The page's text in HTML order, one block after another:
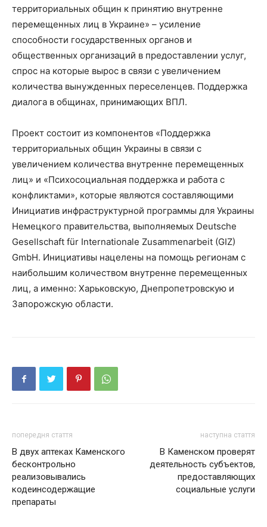
территориальных общин к принятию внутренне
перемещенных лиц в Украине» – усиление
способности государственных органов и
общественных организаций в предоставлении услуг,
спрос на которые вырос в связи с увеличением
количества вынужденных переселенцев. Поддержка
диалога в общинах, принимающих ВПЛ.
Проект состоит из компонентов «Поддержка
территориальных общин Украины в связи с
увеличением количества внутренне перемещенных
лиц» и «Психосоциальная поддержка и работа с
конфликтами», которые являются составляющими
Инициатив инфраструктурной программы для Украины
Немецкого правительства, выполняемых Deutsche
Gesellschaft für Internationale Zusammenarbeit (GIZ)
GmbH. Инициативы нацелены на помощь регионам с
наибольшим количеством внутренне перемещенных
лиц, а именно: Харьковскую, Днепропетровскую и
Запорожскую области.
попередня стаття
В двух аптеках Каменского
бесконтрольно
реализовывались
кодеинсодержащие
препараты
наступна стаття
В Каменском проверят
деятельность субъектов,
предоставляющих
социальные услуги